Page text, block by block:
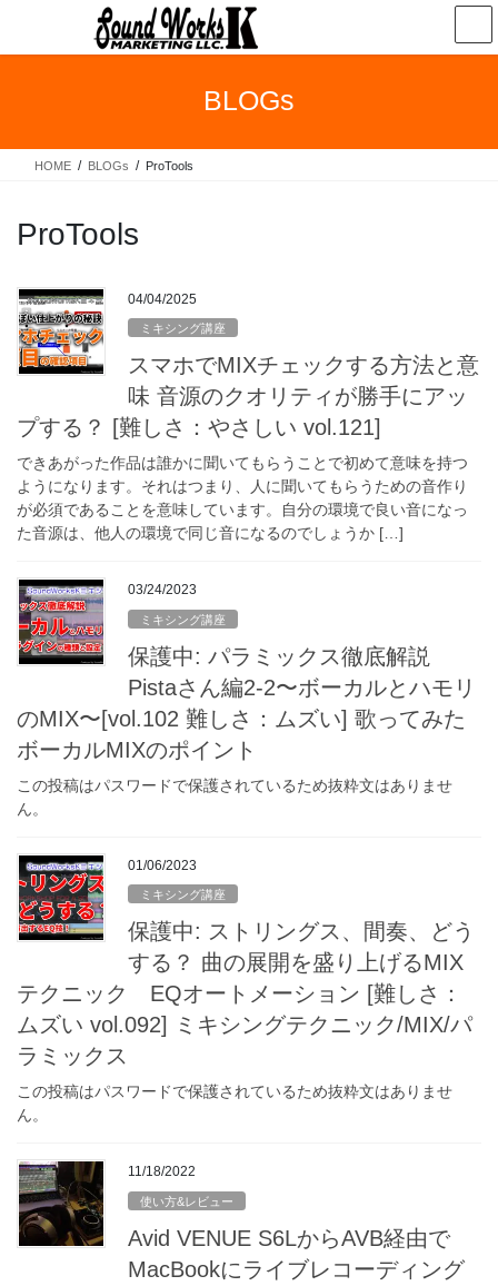
テ
ス
ゲ
ン
BLOGs
HOME BLOGs ProTools
ProTools
04/04/2025
ミキシング講座
スマホでMIXチェックする方法と意
味 音源のクオリティが勝手にアッ
プする？ [難しさ：やさしい vol.121]
できあがった作品は誰かに聞いてもらうことで初めて意味を持つ
ようになります。それはつまり、人に聞いてもらうための音作り
が必須であることを意味しています。自分の環境で良い音になっ
た音源は、他人の環境で同じ音になるのでしょうか […]
03/24/2023
ミキシング講座
保護中: パラミックス徹底解説
Pistaさん編2-2〜ボーカルとハモリ
のMIX〜[vol.102 難しさ：ムズい] 歌ってみた
ボーカルMIXのポイント
この投稿はパスワードで保護されているため抜粋文はありませ
ん。
01/06/2023
ミキシング講座
保護中: ストリングス、間奏、どう
する？ 曲の展開を盛り上げるMIX
テクニック EQオートメーション [難しさ：
ムズい vol.092] ミキシングテクニック/MIX/パ
ラミックス
この投稿はパスワードで保護されているため抜粋文はありませ
ん。
11/18/2022
使い方&レビュー
Avid VENUE S6LからAVB経由で
MacBookにライブレコーディング